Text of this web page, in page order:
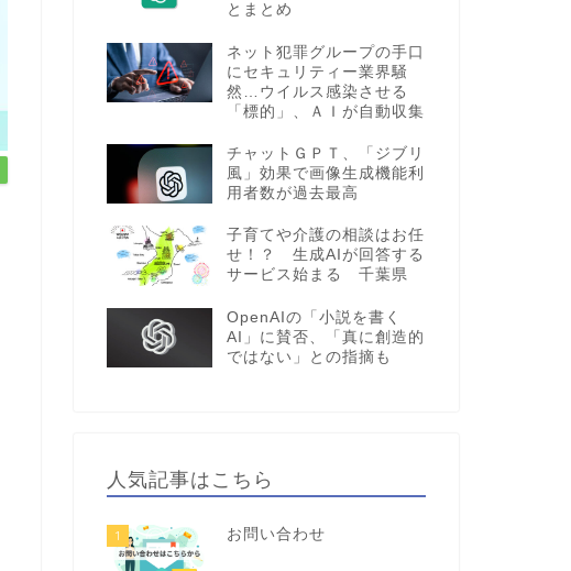
とまとめ
ネット犯罪グループの手口
にセキュリティー業界騒
然…ウイルス感染させる
「標的」、ＡＩが自動収集
チャットＧＰＴ、「ジブリ
風」効果で画像生成機能利
用者数が過去最高
子育てや介護の相談はお任
せ！？ 生成AIが回答する
サービス始まる 千葉県
OpenAIの「小説を書く
AI」に賛否、「真に創造的
ではない」との指摘も
人気記事はこちら
1 お問い合わせ